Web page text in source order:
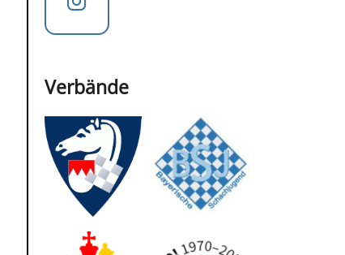
Verbände